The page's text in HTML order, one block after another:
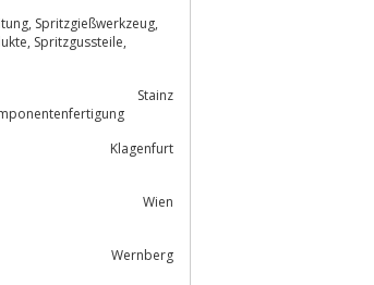
Stainz
Formenbau, Spritzguss und Komponentenfertigung
Klagenfurt
Wien
Wernberg